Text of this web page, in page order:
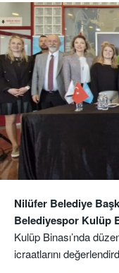
Nilüfer Belediye
Belediyespor Kulüp
Kulüp Binası’nda
icraatlarını